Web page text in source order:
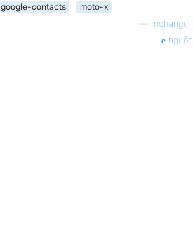
google-contacts
moto-x
mchangun
nguồn